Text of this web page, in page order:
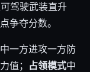
驾驶武装直升
争夺分数。
中一方进攻一方防
值； 占领模式中